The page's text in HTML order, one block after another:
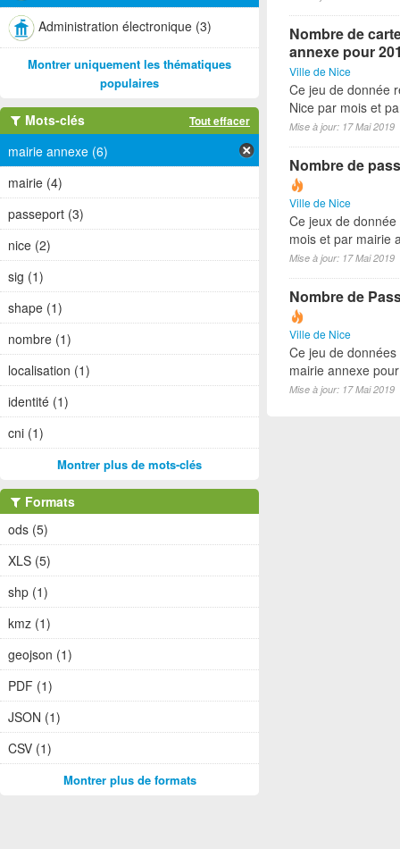
Nombre de
annexe pour
Ville de Nice
Ce jeu de donnée
Nice par mois et
Mise à jour: 17 Mai 2019
Nombre de
Ville de Nice
Ce jeux de
mois et par mairie
Mise à jour: 17 Mai 2019
Nombre de
Ville de Nice
Ce jeu de
mairie annexe
Mise à jour: 17 Mai 2019
Administration électronique (3)
Montrer uniquement les thématiques
populaires
Mots-clés Tout effacer
mairie annexe (6)
mairie (4)
passeport (3)
nice (2)
sig (1)
shape (1)
nombre (1)
localisation (1)
identité (1)
cni (1)
Montrer plus de mots-clés
Formats
ods (5)
XLS (5)
shp (1)
kmz (1)
geojson (1)
PDF (1)
JSON (1)
CSV (1)
Montrer plus de formats